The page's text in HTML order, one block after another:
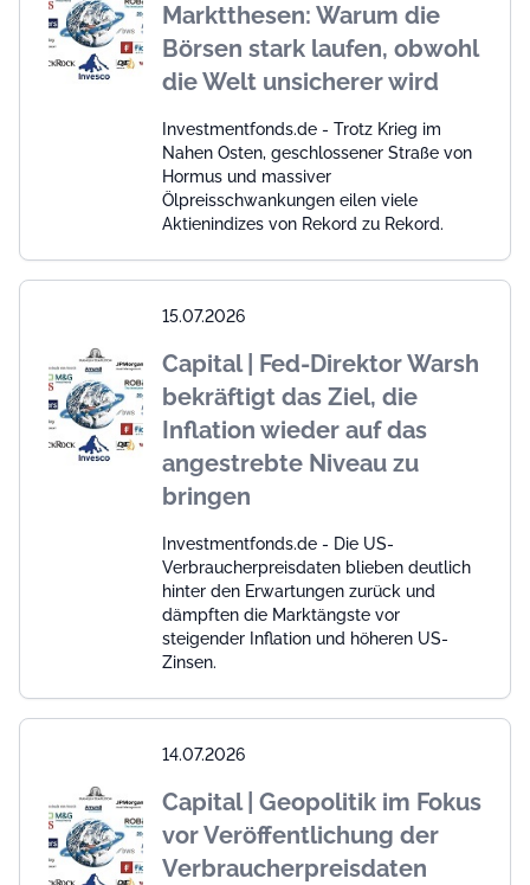
Marktthesen: Warum die
Börsen stark laufen, obwohl
die Welt unsicherer wird
Investmentfonds.de - Trotz Krieg im
Nahen Osten, geschlossener Straße von
Hormus und massiver
Ölpreisschwankungen eilen viele
Aktienindizes von Rekord zu Rekord.
15.07.2026
Capital | Fed-Direktor Warsh
bekräftigt das Ziel, die
Inflation wieder auf das
angestrebte Niveau zu
bringen
Investmentfonds.de - Die US-
Verbraucherpreisdaten blieben deutlich
hinter den Erwartungen zurück und
dämpften die Marktängste vor
steigender Inflation und höheren US-
Zinsen.
14.07.2026
Capital | Geopolitik im Fokus
vor Veröffentlichung der
Verbraucherpreisdaten